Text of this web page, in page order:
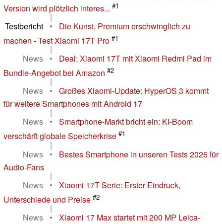
Version wird plötzlich interes... #1
|
Testbericht
•
Die Kunst, Premium erschwinglich zu
machen - Test Xiaomi 17T Pro #1
|
News
•
Deal: Xiaomi 17T mit Xiaomi Redmi Pad im
Bundle-Angebot bei Amazon #2
|
News
•
Großes Xiaomi-Update: HyperOS 3 kommt
für weitere Smartphones mit Android 17
|
News
•
Smartphone-Markt bricht ein: KI-Boom
verschärft globale Speicherkrise #1
|
News
•
Bestes Smartphone in unseren Tests 2026 für
Audio-Fans
|
News
•
Xiaomi 17T Serie: Erster Eindruck,
Unterschiede und Preise #2
|
News
•
Xiaomi 17 Max startet mit 200 MP Leica-